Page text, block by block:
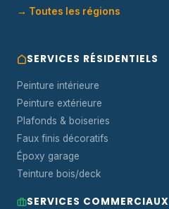
→ Toutes les régions
SERVICES RÉSIDENTIELS
Peinture intérieure
Peinture extérieure
Plafonds & boiseries
Faux finis décoratifs
Époxy garage
Teinture bois/deck
SERVICES COMMERCIAUX